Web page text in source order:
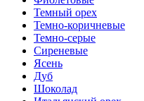
Темный орех
Темно-коричневые
Темно-серые
Сиреневые
Ясень
Дуб
Шоколад